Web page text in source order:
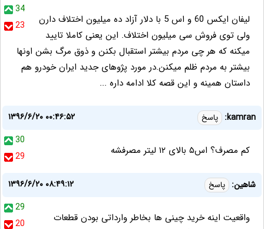
34
23
لیفان ایکس 60 و اس 5 با دلار آزاد ده میلیون اختلاف دارن
ولی توی فروش سی میلیون اختلاف. این یعنی کاملا تایید
میکنه که هر چی مردم بیشتر استقبال بکنن و ذوق مرگ بشن اونها
بیشتر به مردم ظلم میکنن.در مورد پژوهای جدید ایران خودرو هم
داستان همینه و این قصه کلا ادامه داره ...
kamran: پاسخ
۱۳۹۶/۶/۲۰ ۰۰:۴۶:۵۲
30
29
کم مصرف؟ اس۵ بالای ۱۲ لیتر مصرفشه
شاهین: پاسخ
۱۳۹۶/۶/۲۰ ۰۸:۴۹:۱۲
29
20
واقعیت اینه خرید چینی ها بخاطر وارداتی بودن قطعات